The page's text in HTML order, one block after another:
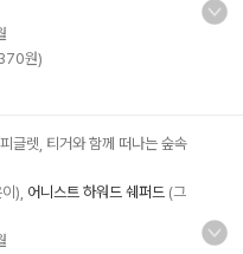
원)
글렛, 티거와 함께 떠나는 숲속
), 어니스트 하워드 쉐퍼드 (그